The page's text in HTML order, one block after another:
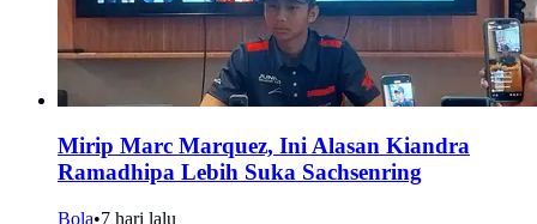
Mirip Marc Marquez, Ini Alasan Kiandra
Ramadhipa Lebih Suka Sachsenring
Bola•7 hari lalu